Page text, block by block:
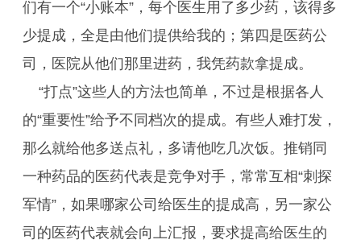
们有一个“小账本”，每个医生用了多少药，该得多
少提成，全是由他们提供给我的；第四是医药公
司，医院从他们那里进药，我凭药款拿提成。
“打点”这些人的方法也简单，不过是根据各人
的“重要性”给予不同档次的提成。有些人难打发，
那么就给他多送点礼，多请他吃几次饭。推销同
一种药品的医药代表是竞争对手，常常互相“刺探
军情”，如果哪家公司给医生的提成高，另一家公
司的医药代表就会向上汇报，要求提高给医生的